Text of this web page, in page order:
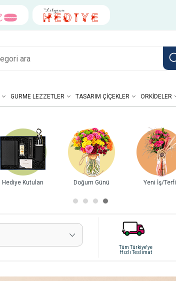
GURME LEZZETLER TASARIM ÇIÇEKLER ORKIDELER
Hediye Kutuları Doğum Günü Yeni İş/Terfi
Tüm Türkiye'ye
Hızlı Teslimat